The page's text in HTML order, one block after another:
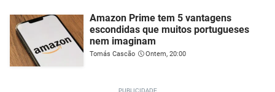
Amazon Prime tem 5 vantagens
escondidas que muitos portugueses
nem imaginam
Tomás Cascão Ontem, 20:00